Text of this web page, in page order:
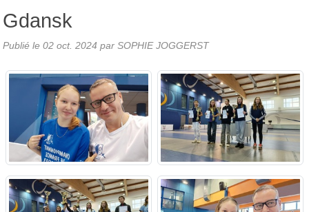
Gdansk
Publié le 02 oct. 2024 par SOPHIE JOGGERST